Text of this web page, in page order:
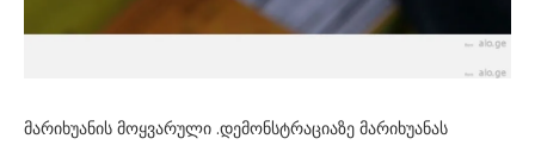
მარიხუანის მოყვარული .დემონსტრაციაზე მარიხუანას